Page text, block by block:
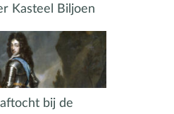
Kasteel Biljoen
bij de